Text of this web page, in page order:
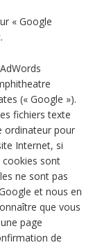
« Google
(« Google »).
fichiers texte
ordinateur pour
Internet, si
cookies sont
ne sont pas
et nous en
que vous
page
de